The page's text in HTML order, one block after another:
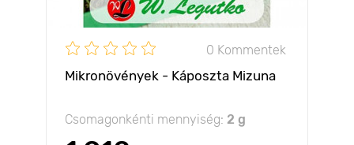
0 Kommentek
Mikronövények - Káposzta Mizuna
Csomagonkénti mennyiség: 2 g